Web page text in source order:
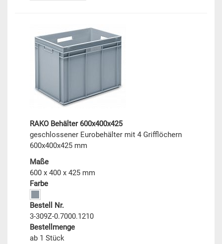
RAKO Behälter 600x400x425
geschlossener Eurobehälter mit 4 Grifflöchern
600x400x425 mm
Maße
600 x 400 x 425 mm
Farbe
Bestell Nr.
3-309Z-0.7000.1210
Bestellmenge
ab 1 Stück